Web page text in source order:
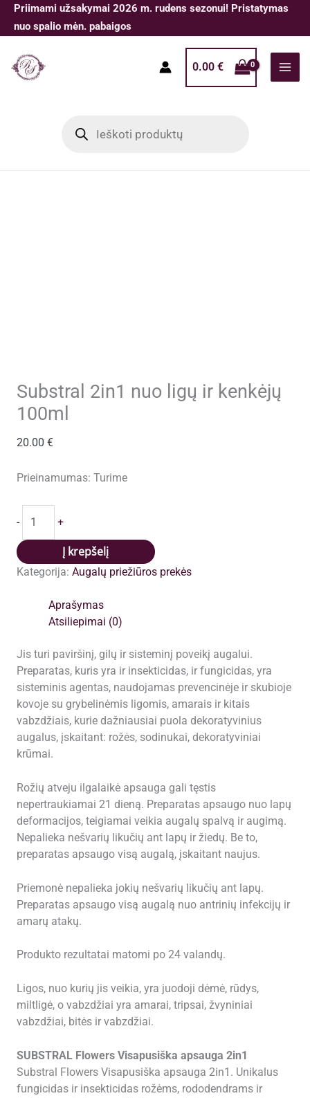
Pereiti
prie
Priimami užsakymai 2026 m. rudens sezonui! Pristatymas
nuo spalio mėn. pabaigos
0.00 €
search
Substral 2in1 nuo ligų ir kenkėjų
100ml
20.00 €
Prieinamumas: Turime
-
kiekis:
Substral
2in1
nuo
kenkėjų
+
Į krepšelį
Kategorija: Augalų priežiūros prekės
Aprašymas
Atsiliepimai (0)
Jis turi paviršinį, gilų ir sisteminį poveikį augalui.
Preparatas, kuris yra ir insekticidas, ir fungicidas, yra
sisteminis agentas, naudojamas prevencinėje ir skubioje
kovoje su grybelinėmis ligomis, amarais ir kitais
vabzdžiais, kurie dažniausiai puola dekoratyvinius
augalus, įskaitant: rožės, sodinukai, dekoratyviniai
krūmai.
Rožių atveju ilgalaikė apsauga gali tęstis
nepertraukiamai 21 dieną. Preparatas apsaugo nuo lapų
deformacijos, teigiamai veikia augalų spalvą ir augimą.
Nepalieka nešvarių likučių ant lapų ir žiedų. Be to,
preparatas apsaugo visą augalą, įskaitant naujus.
Priemonė nepalieka jokių nešvarių likučių ant lapų.
Preparatas apsaugo visą augalą nuo antrinių infekcijų ir
amarų atakų.
Produkto rezultatai matomi po 24 valandų.
Ligos, nuo kurių jis veikia, yra juodoji dėmė, rūdys,
miltligė, o vabzdžiai yra amarai, tripsai, žvyniniai
vabzdžiai, bitės ir vabzdžiai.
SUBSTRAL Flowers Visapusiška apsauga 2in1
Substral Flowers Visapusiška apsauga 2in1. Unikalus
fungicidas ir insekticidas rožėms, rododendrams ir